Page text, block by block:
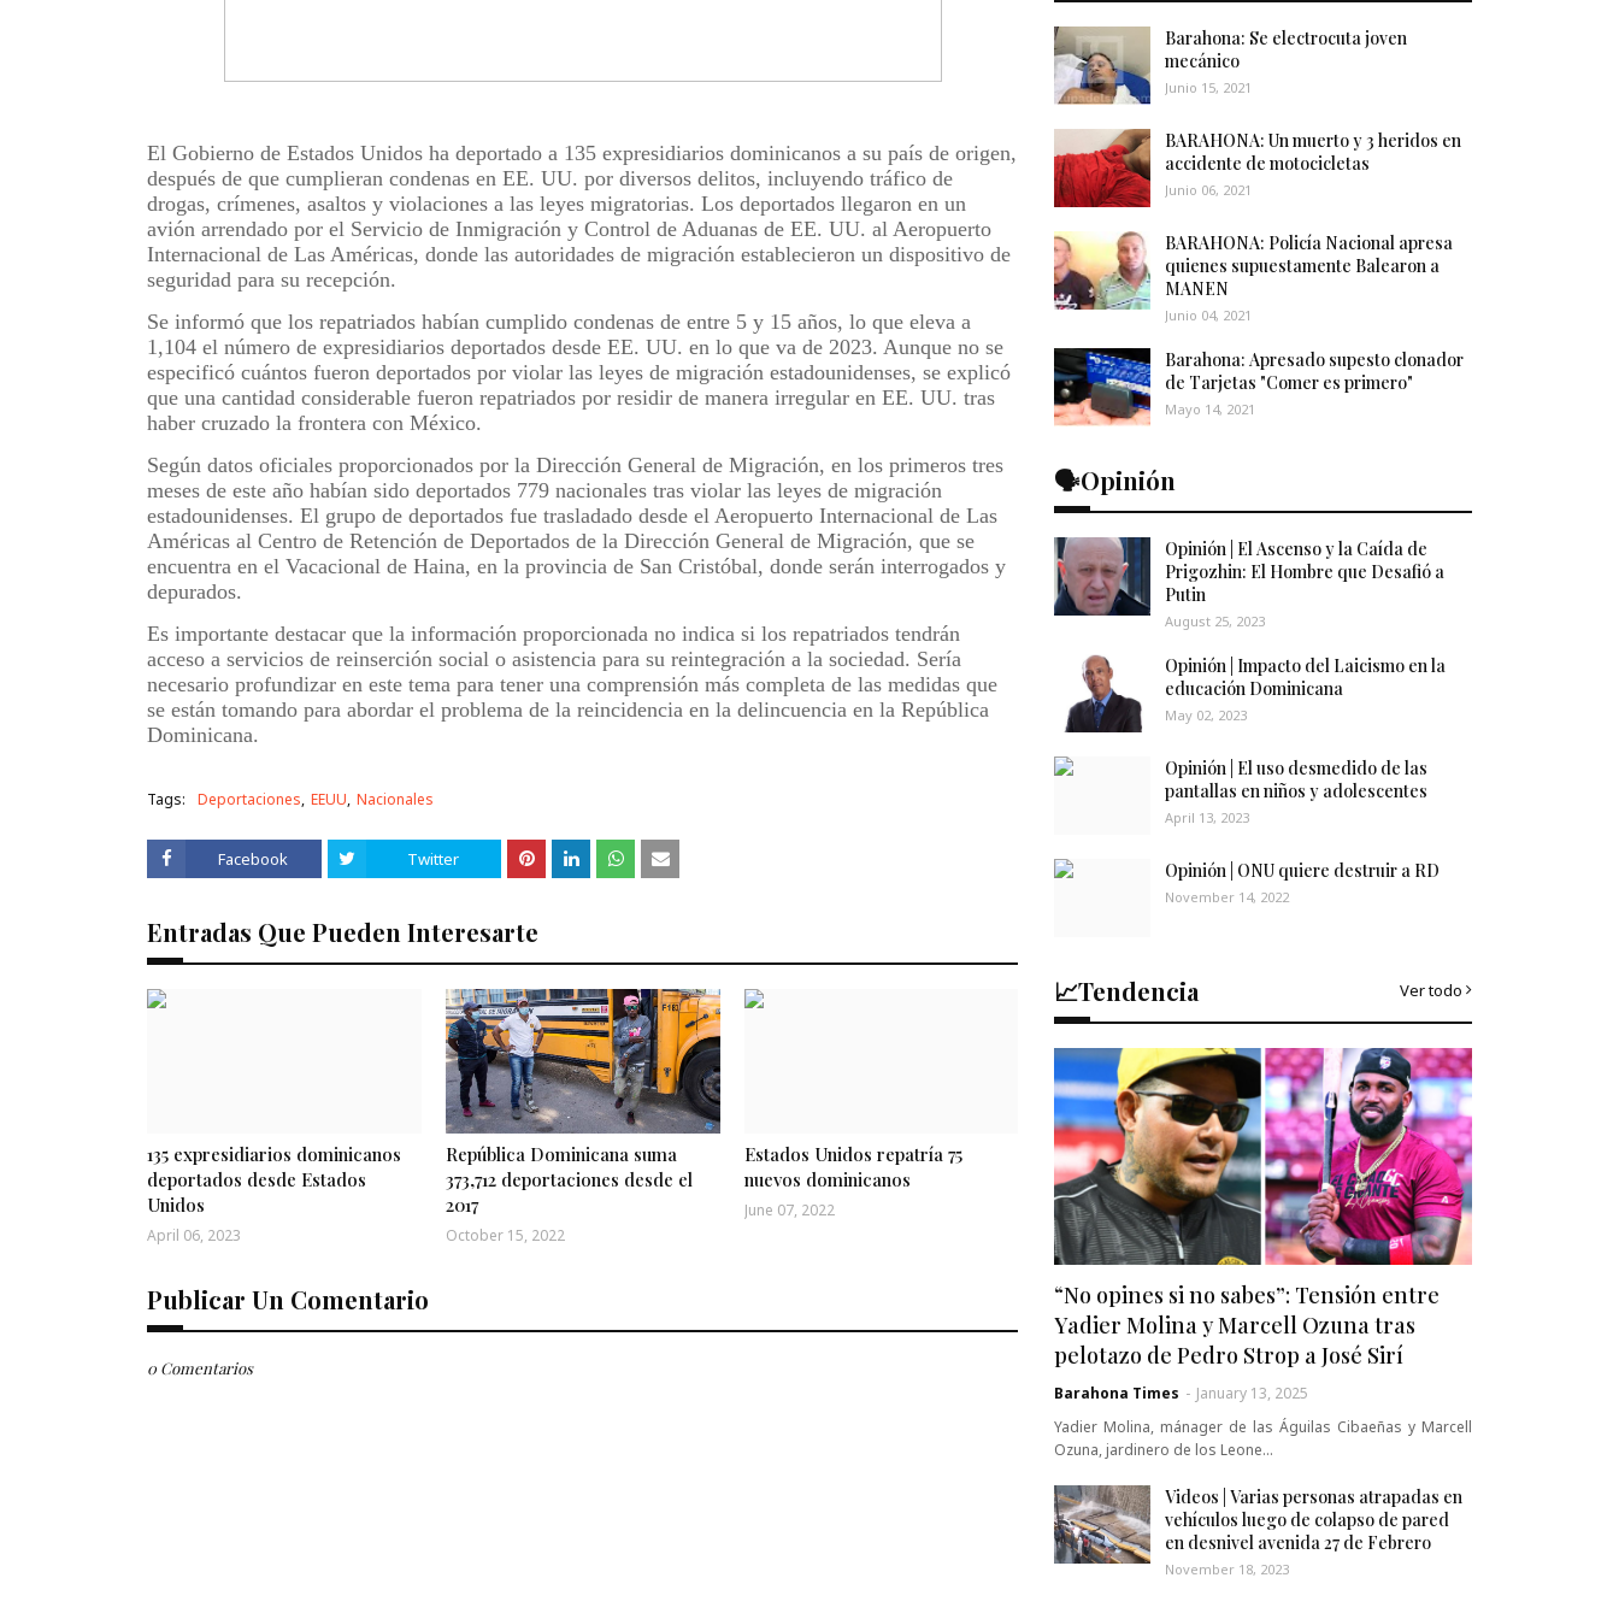
El Gobierno de Estados Unidos ha deportado a 135 expresidiarios dominicanos a su país de origen,
después de que cumplieran condenas en EE. UU. por diversos delitos, incluyendo tráfico de
drogas, crímenes, asaltos y violaciones a las leyes migratorias. Los deportados llegaron en un
avión arrendado por el Servicio de Inmigración y Control de Aduanas de EE. UU. al Aeropuerto
Internacional de Las Américas, donde las autoridades de migración establecieron un dispositivo de
seguridad para su recepción.
Se informó que los repatriados habían cumplido condenas de entre 5 y 15 años, lo que eleva a
1,104 el número de expresidiarios deportados desde EE. UU. en lo que va de 2023. Aunque no se
especificó cuántos fueron deportados por violar las leyes de migración estadounidenses, se explicó
que una cantidad considerable fueron repatriados por residir de manera irregular en EE. UU. tras
haber cruzado la frontera con México.
Según datos oficiales proporcionados por la Dirección General de Migración, en los primeros tres
meses de este año habían sido deportados 779 nacionales tras violar las leyes de migración
estadounidenses. El grupo de deportados fue trasladado desde el Aeropuerto Internacional de Las
Américas al Centro de Retención de Deportados de la Dirección General de Migración, que se
encuentra en el Vacacional de Haina, en la provincia de San Cristóbal, donde serán interrogados y
depurados.
Es importante destacar que la información proporcionada no indica si los repatriados tendrán
acceso a servicios de reinserción social o asistencia para su reintegración a la sociedad. Sería
necesario profundizar en este tema para tener una comprensión más completa de las medidas que
se están tomando para abordar el problema de la reincidencia en la delincuencia en la República
Dominicana.
Tags: Deportaciones EEUU Nacionales
Facebook Twitter
Entradas Que Pueden Interesarte
135 expresidiarios dominicanos
deportados desde Estados
Unidos
April 06, 2023
República Dominicana suma
373,712 deportaciones desde el
2017
October 15, 2022
Estados Unidos repatría 75
nuevos dominicanos
June 07, 2022
Publicar Un Comentario
0 Comentarios
Barahona: Se electrocuta joven
mecánico
Junio 15, 2021
BARAHONA: Un muerto y 3 heridos en
accidente de motocicletas
Junio 06, 2021
BARAHONA: Policía Nacional apresa
quienes supuestamente Balearon a
MANEN
Junio 04, 2021
Barahona: Apresado supesto clonador
de Tarjetas "Comer es primero"
Mayo 14, 2021
🗣️Opinión
Opinión | El Ascenso y la Caída de
Prigozhin: El Hombre que Desafió a
Putin
August 25, 2023
Opinión | Impacto del Laicismo en la
educación Dominicana
May 02, 2023
Opinión | El uso desmedido de las
pantallas en niños y adolescentes
April 13, 2023
Opinión | ONU quiere destruir a RD
November 14, 2022
📈Tendencia Ver todo
“No opines si no sabes”: Tensión entre
Yadier Molina y Marcell Ozuna tras
pelotazo de Pedro Strop a José Sirí
Barahona Times - January 13, 2025
Yadier Molina, mánager de las Águilas Cibaeñas y Marcell
Ozuna, jardinero de los Leone…
Videos | Varias personas atrapadas en
vehículos luego de colapso de pared
en desnivel avenida 27 de Febrero
November 18, 2023